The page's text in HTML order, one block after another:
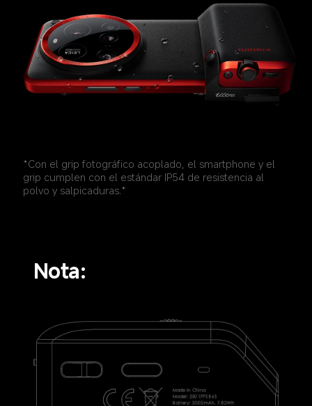
*Con el grip fotográfico acoplado, el smartphone y el
grip cumplen con el estándar IP54 de resistencia al
polvo y salpicaduras.*
Nota: